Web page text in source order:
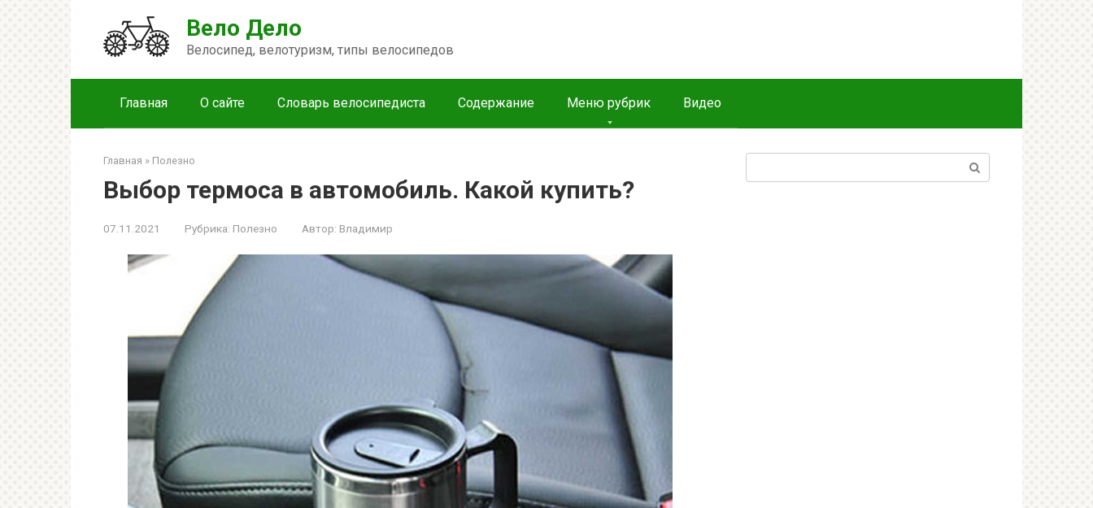
Вело Дело
Велосипед, велотуризм, типы велосипедов
Главная О сайте Словарь велосипедиста Содержание Меню рубрик Видео
Главная » Полезно
Выбор термоса в автомобиль. Какой купить?
07.11.2021 Рубрика: Полезно Автор: Владимир